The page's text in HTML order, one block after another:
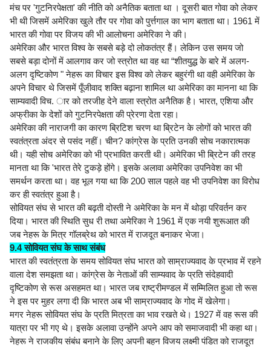
मंच पर 'गुटनिरपेक्षता' की नीति को अनैतिक बताता था । दूसरी बात गोवा को लेकर
भी थी जिसमें अमेरिका खुले तौर पर गोवा को पुर्त्तगाल का भाग बताता था। 1961 में
भारत की गोवा पर विजय की भी आलोचना अमेरिका ने की।
अमेरिका और भारत विश्व के सबसे बड़े दो लोकतंत्र हैं। लेकिन उस समय जो
सबसे बड़ा दोनों में आलगाव कर जो स्त्रोत था वह था “शीतयुद्ध के बारे में अलग-
अलग दृष्टिकोण " नेहरू का विचार इस विश्व को लेकर बहुरंगी था वही अमेरिका के
अपने विचार थे जिसमें पूँजीवाद शक्ति बढ़ाना शामिल था अमेरिका का मानना था कि
साम्यवादी विच. ार को तरजीह देने वाला स्त्रोत अनैतिक है। भारत, एशिया और
अफ्रीका के देशों को गुटनिरपेक्षता की प्रेरणा देता रहा।
अमेरिका की नाराजगी का कारण ब्रिटिश चरण था ब्रिटेन के लोगों को भारत की
स्वतंत्रता अंदर से पसंद नहीं। चीन? कांग्रेस के प्रति उनकी सोच नकारात्मक
थी। यही सोच अमेरिका को भी प्रभावित करती थी। अमेरिका भी ब्रिटेन की तरह
मानता था कि 'भारत तेरे टुकड़े होंगे। इसके अलावा अमेरिका उपनिवेश का भी
समर्थन करता था। वह भूल गया था कि 200 साल पहले वह भी उपनिवेश का विरोध
कर ही स्वतंत्र हुआ है।
सोवियत संघ से भारत की बढ़ती दोस्ती ने अमेरिका के मन में थोड़ा परिवर्तन कर
दिया। भारत की स्थिति सुध री तथा अमेरिका ने 1961 में एक नयी शुरूआत की
जब नेहरू के मित्र गॉलब्रेथ को भारत में राजदूत बनाकर भेजा।
9.4 सोवियत संघ के साथ संबंध
भारत की स्वतंत्रता के समय सोवियत संघ भारत को साम्राज्यवाद के प्रभाव में रहने
वाला देश समझता था। कांग्रेस के नेताओं की साम्यवाद के प्रति संदेहवादी
दृष्टिकोण से रूस असहमत था। भारत जब राष्ट्रीमण्डल में सम्मिलित हुआ तो रूस
ने इस पर मुहर लगा दी कि भारत अब भी साम्राज्यवाद के गोद में खेलेगा।
मगर नेहरू सोवियत संघ के प्रति मित्रता का भाव रखते थे। 1927 में वह रूस की
यात्रा पर भी गए थे। इसके अलावा उन्होंने अपने आप को समाजवादी भी कहा था।
नेहरू ने राजकीय संबंध बनाने के लिए अपनी बहन विजय लक्ष्मी पंडित को राजदूत